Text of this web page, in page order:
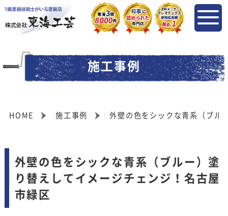
施工事例
HOME 施工事例 外壁の色をシックな青系（ブル
外壁の色をシックな青系（ブルー）塗
り替えしてイメージチェンジ！名古屋
市緑区